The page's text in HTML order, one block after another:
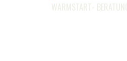
WARMSTART-